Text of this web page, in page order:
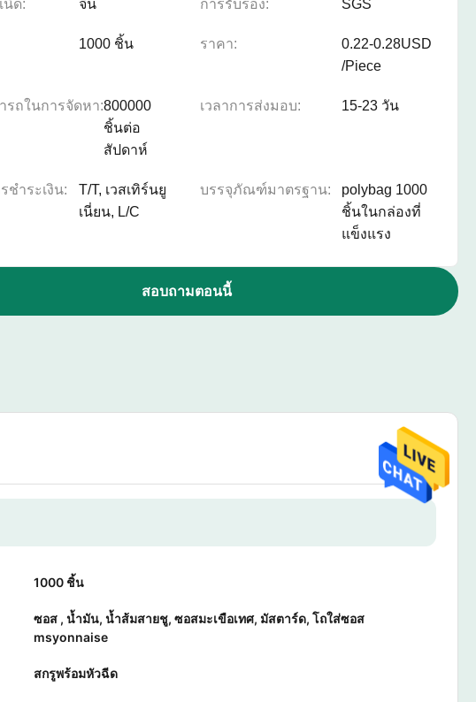
นิด: จีน การรับรอง: SGS
1000 ชิ้น ราคา:
0.22-0.28USD
/Piece
รถในการจัดหา:800000
ชิ้นต่อ
สัปดาห์
เวลาการส่งมอบ: 15-23 วัน
ชำระเงิน:
T/T, เวสเทิร์นยู
เนี่ยน, L/C
บรรจุภัณฑ์มาตรฐาน:
polybag 1000
ชิ้นในกล่องที่
แข็งแรง
สอบถามตอนนี้
1000 ชิ้น
ซอส , น้ำมัน, น้ำส้มสายชู, ซอสมะเขือเทศ, มัสตาร์ด, โถใส่ซอส
msyonnaise
สกรูพร้อมหัวฉีด